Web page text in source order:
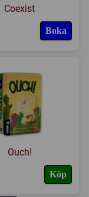
Coexist
Boka
Ouch!
Köp